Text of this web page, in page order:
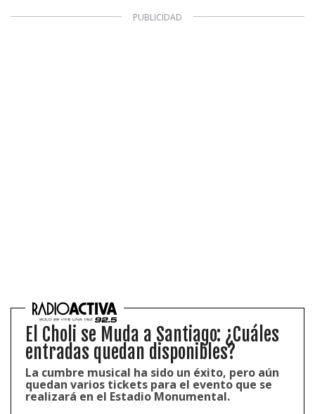
El Choli se Muda a Santiago: ¿Cuáles
entradas quedan disponibles?
La cumbre musical ha sido un éxito, pero aún
quedan varios tickets para el evento que se
realizará en el Estadio Monumental.